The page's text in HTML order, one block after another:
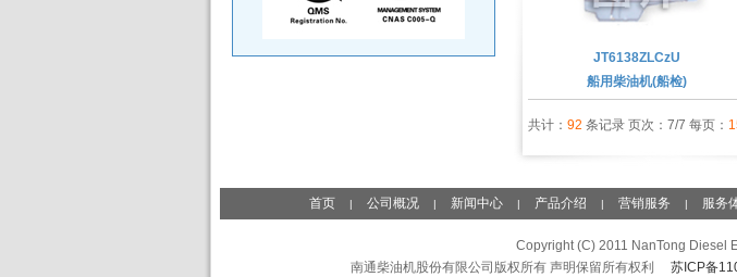
JT6138ZLCzU
船用柴油机(船检)
共计： 92 条记录 页次：7/7 每页：
首页 | 公司概况 | 新闻中心 | 产品介绍 | 营销服务 | 服务
Copyright (C) 2011 NanTong Diesel
南通柴油机股份有限公司版权所有 声明保留所有权利 苏ICP备